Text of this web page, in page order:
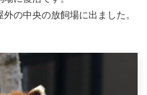
の中央の放飼場に出ました。